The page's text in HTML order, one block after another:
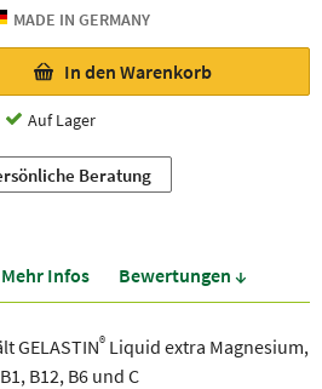
In den Warenkorb
Auf Lager
Beratung
Mehr Infos Bewer­tungen ↓
GELASTIN® Liquid extra Magnesium,
B12, B6 und C